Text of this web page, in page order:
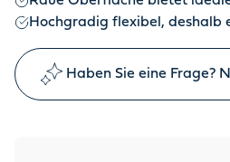
Hochgradig flexibel, deshalb
Haben Sie eine Frage?